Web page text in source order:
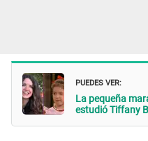
PUEDES VER:
La pequeña
estudió Tiffany